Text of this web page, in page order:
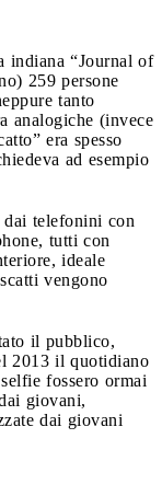
indiana “Journal of
259 persone
tanto
analogiche (invece
era spesso
ad esempio
telefonini con
tutti con
ideale
vengono
il pubblico,
2013 il quotidiano
fossero ormai
giovani,
dai giovani